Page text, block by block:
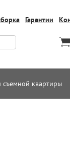
Гарантии
съемной квартиры